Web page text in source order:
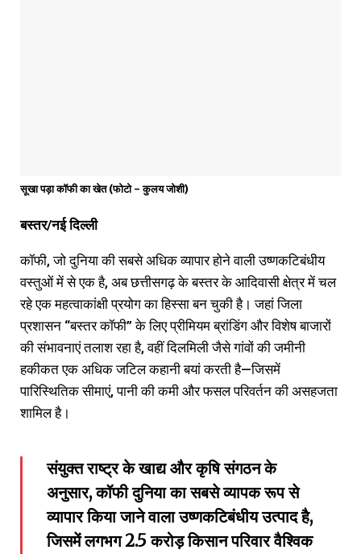
सूखा पड़ा कॉफी का खेत (फोटो – कुलय जोशी)
बस्तर/नई दिल्ली
कॉफी, जो दुनिया की सबसे अधिक व्यापार होने वाली उष्णकटिबंधीय
वस्तुओं में से एक है, अब छत्तीसगढ़ के बस्तर के आदिवासी क्षेत्र में चल
रहे एक महत्वाकांक्षी प्रयोग का हिस्सा बन चुकी है। जहां जिला
प्रशासन “बस्तर कॉफी” के लिए प्रीमियम ब्रांडिंग और विशेष बाजारों
की संभावनाएं तलाश रहा है, वहीं दिलमिली जैसे गांवों की जमीनी
हकीकत एक अधिक जटिल कहानी बयां करती है—जिसमें
पारिस्थितिक सीमाएं, पानी की कमी और फसल परिवर्तन की असहजता
शामिल है।
संयुक्त राष्ट्र के खाद्य और कृषि संगठन के
अनुसार, कॉफी दुनिया का सबसे व्यापक रूप से
व्यापार किया जाने वाला उष्णकटिबंधीय उत्पाद है,
जिसमें लगभग 2.5 करोड़ किसान परिवार वैश्विक